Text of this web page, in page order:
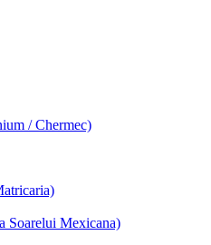
/ Chermec)
Soarelui Mexicana)